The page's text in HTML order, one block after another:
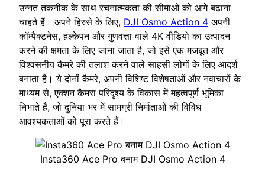
उन्नत तकनीक के साथ रचनात्मकता की सीमाओं को आगे बढ़ाना
चाहते हैं। अपने हिस्से के लिए, DJI Osmo Action 4 अपनी
कॉम्पैक्टनेस, हल्केपन और गुणवत्ता वाले 4K वीडियो का उत्पादन
करने की क्षमता के लिए जाना जाता है, जो इसे एक मजबूत और
विश्वसनीय कैमरे की तलाश करने वाले साहसी लोगों के लिए आदर्श
बनाता है। ये दोनों कैमरे, अपनी विशिष्ट विशेषताओं और नवाचारों के
माध्यम से, एक्शन कैमरा परिदृश्य के विकास में महत्वपूर्ण भूमिका
निभाते हैं, जो दुनिया भर में सामग्री निर्माताओं की विविध
आवश्यकताओं को पूरा करते हैं।
Insta360 Ace Pro बनाम DJI Osmo Action 4